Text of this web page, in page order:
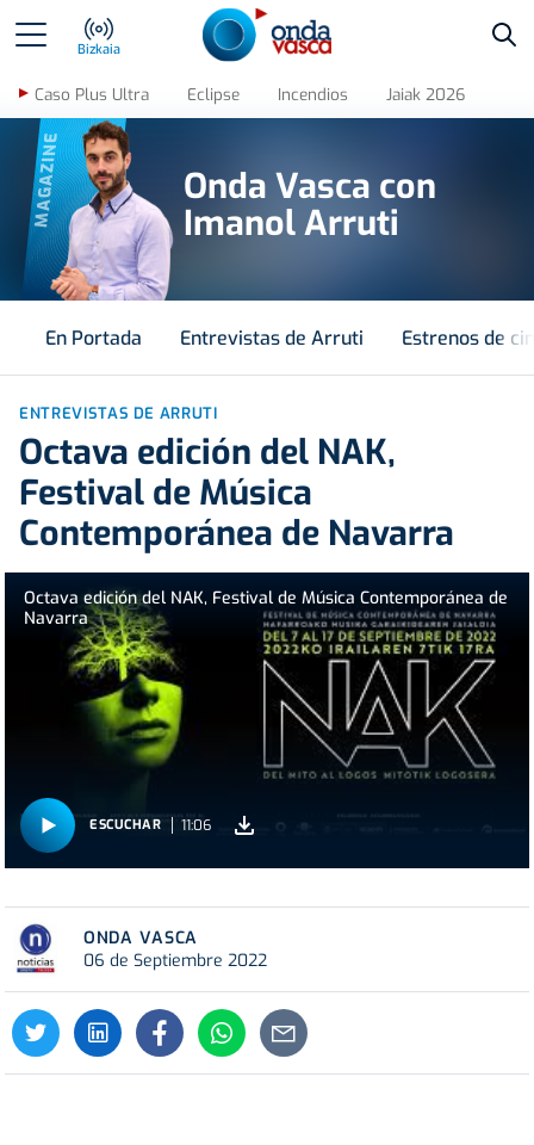
Bizkaia
Caso Plus Ultra Eclipse Incendios Jaiak 2026
MAGAZINE
Onda Vasca con
Imanol Arruti
En Portada Entrevistas de Arruti Estrenos de
ENTREVISTAS DE ARRUTI
Octava edición del NAK,
Festival de Música
Contemporánea de Navarra
Octava edición del NAK, Festival de Música Contemporánea de
Navarra
ESCUCHAR 11:06
ONDA VASCA
06 de Septiembre 2022